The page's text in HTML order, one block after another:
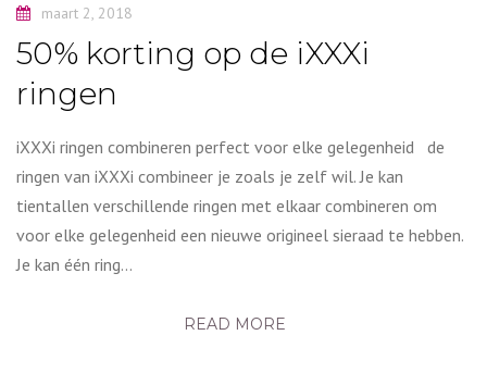
maart 2, 2018
50% korting op de iXXXi
ringen
iXXXi ringen combineren perfect voor elke gelegenheid de
ringen van iXXXi combineer je zoals je zelf wil. Je kan
tientallen verschillende ringen met elkaar combineren om
voor elke gelegenheid een nieuwe origineel sieraad te hebben.
Je kan één ring…
READ MORE